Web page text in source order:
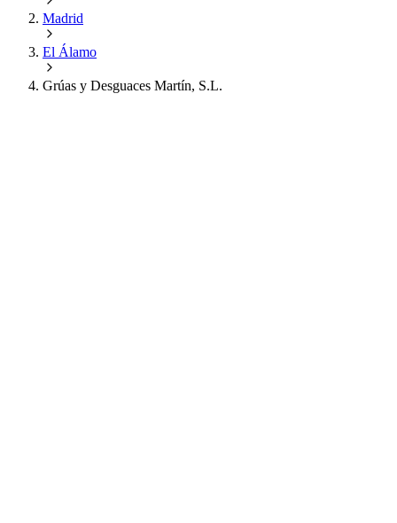
Madrid
El Álamo
Grúas y Desguaces Martín, S.L.